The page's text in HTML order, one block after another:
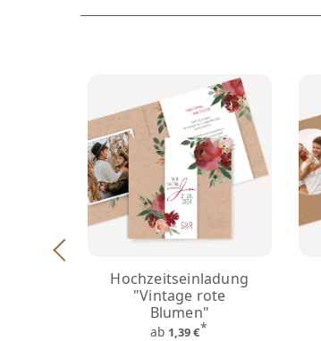
Hochzeitseinladung
"Vintage rote
Blumen"
ab 1,39 €*